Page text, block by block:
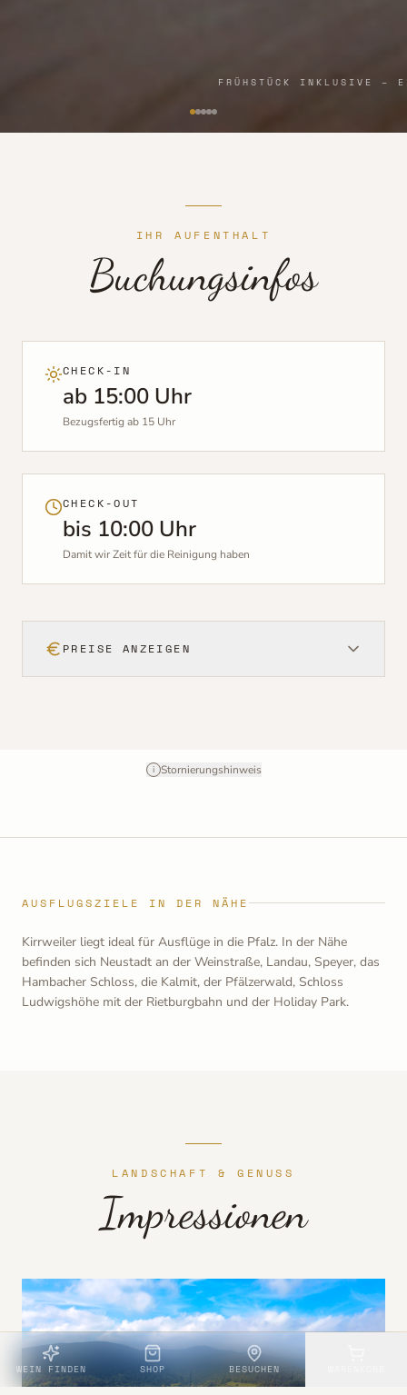
KOMFORTABLES ZIMMER
IHR AUFENTHALT
Buchungsinfos
CHECK-IN
ab 15:00 Uhr
Bezugsfertig ab 15 Uhr
CHECK-OUT
bis 10:00 Uhr
Damit wir Zeit für die Reinigung haben
PREISE ANZEIGEN
i Stornierungshinweis
AUSFLUGSZIELE IN DER NÄHE
Kirrweiler liegt ideal für Ausflüge in die Pfalz. In der Nähe
befinden sich Neustadt an der Weinstraße, Landau, Speyer, das
Hambacher Schloss, die Kalmit, der Pfälzerwald, Schloss
Ludwigshöhe mit der Rietburgbahn und der Holiday Park.
LANDSCHAFT & GENUSS
Impressionen
WEIN FINDEN SHOP BESUCHEN